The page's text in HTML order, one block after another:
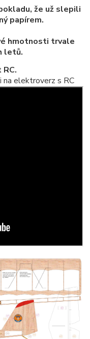
že už slepili
papírem.
hmotnosti trvale
letů.
na elektroverz s RC